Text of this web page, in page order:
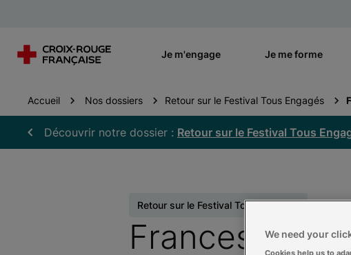
Je m'engage Je me forme
Accueil Nos dossiers Retour sur le Festival Tous Engagés
Découvrir notre dossier : Retour sur le Festival Tous
Retour sur le Festival Tous Engagés
FrancescoWe need your
Cookies help us to